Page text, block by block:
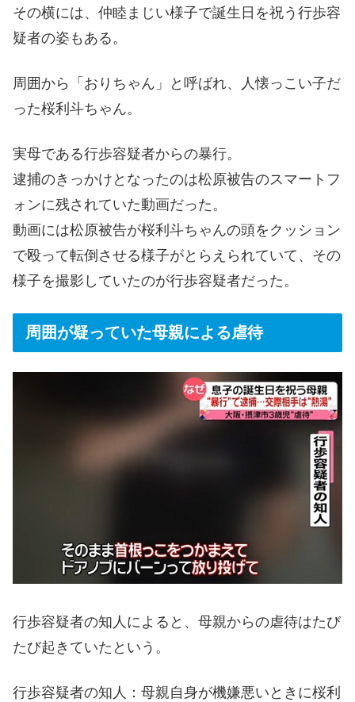
その横には、仲睦まじい様子で誕生日を祝う行歩容
疑者の姿もある。
周囲から「おりちゃん」と呼ばれ、人懐っこい子だ
った桜利斗ちゃん。
実母である行歩容疑者からの暴行。
逮捕のきっかけとなったのは松原被告のスマートフ
ォンに残されていた動画だった。
動画には松原被告が桜利斗ちゃんの頭をクッション
で殴って転倒させる様子がとらえられていて、その
様子を撮影していたのが行歩容疑者だった。
周囲が疑っていた母親による虐待
行歩容疑者の知人によると、母親からの虐待はたび
たび起きていたという。
行歩容疑者の知人：母親自身が機嫌悪いときに桜利